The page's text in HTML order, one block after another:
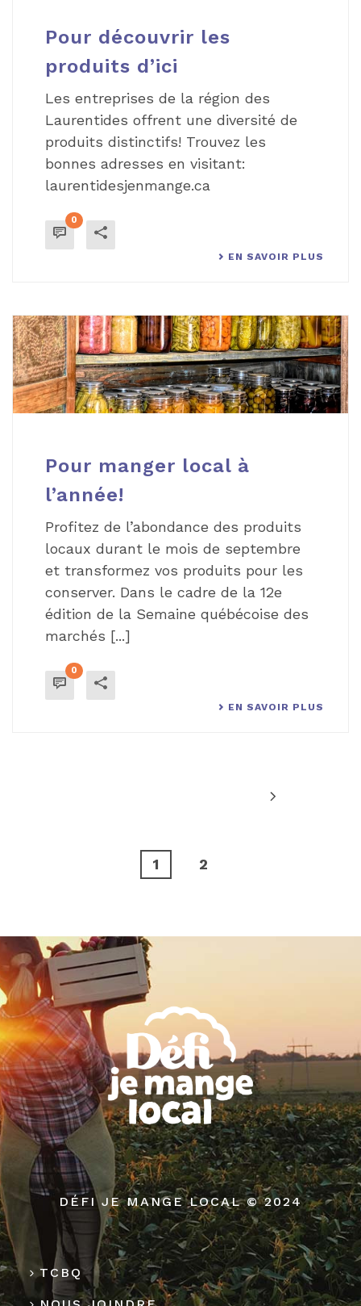
Pour découvrir les
produits d’ici
Les entreprises de la région des
Laurentides offrent une diversité de
produits distinctifs! Trouvez les
bonnes adresses en visitant:
laurentidesjenmange.ca
0
EN SAVOIR PLUS
Pour manger local à
l’année!
Profitez de l’abondance des produits
locaux durant le mois de septembre
et transformez vos produits pour les
conserver. Dans le cadre de la 12e
édition de la Semaine québécoise des
marchés [...]
0
EN SAVOIR PLUS
1 2
DÉFI JE MANGE LOCAL © 2024
TCBQ